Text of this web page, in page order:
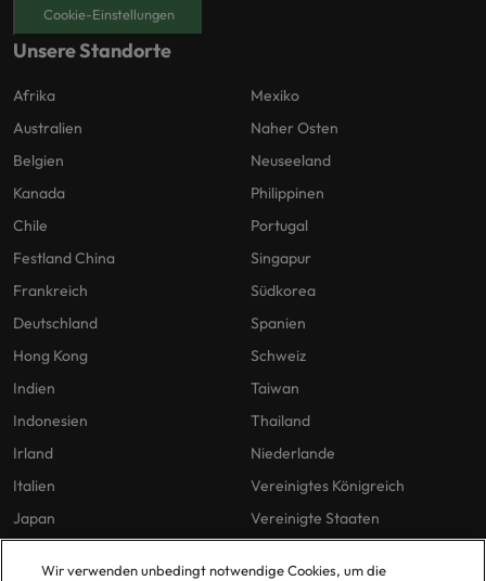
Cookie-Einstellungen
Unsere Standorte
Afrika
Australien
Belgien
Kanada
Chile
Festland China
Frankreich
Deutschland
Hong Kong
Indien
Indonesien
Irland
Italien
Japan
Mexiko
Naher Osten
Neuseeland
Philippinen
Portugal
Singapur
Südkorea
Spanien
Schweiz
Taiwan
Thailand
Niederlande
Vereinigtes Königreich
Vereinigte Staaten
Wir verwenden unbedingt notwendige Cookies, um die